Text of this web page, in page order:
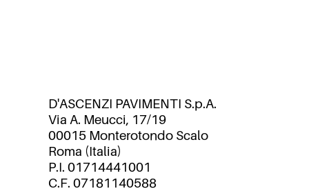
D'ASCENZI PAVIMENTI S.p.A.
Via A. Meucci, 17/19
00015 Monterotondo Scalo
Roma (Italia)
P.I. 01714441001
C.F. 07181140588